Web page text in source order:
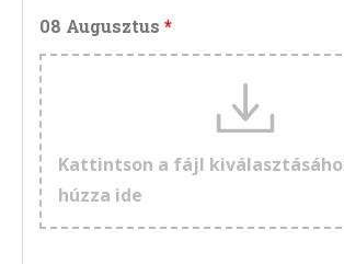
08 Augusztus
Kattintson a fájl
húzza ide